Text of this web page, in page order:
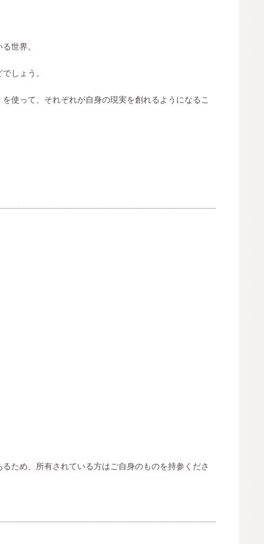
世界。
しょう。
使って、それぞれが自身の現実を創れるようになるこ
ため、所有されている方はご自身のものを持参くださ